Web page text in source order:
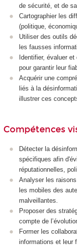
de sécurité, et de
Cartographier les
(politique,
Utiliser des outils
les fausses
Identifier, évaluer
pour garantir leur
Acquérir une
liés à la
illustrer ces
Compétences
Détecter la
spécifiques afin
réputationnelles,
Analyser les
les mobiles des
malveillantes.
Proposer des
compte de
Former les
informations et leur